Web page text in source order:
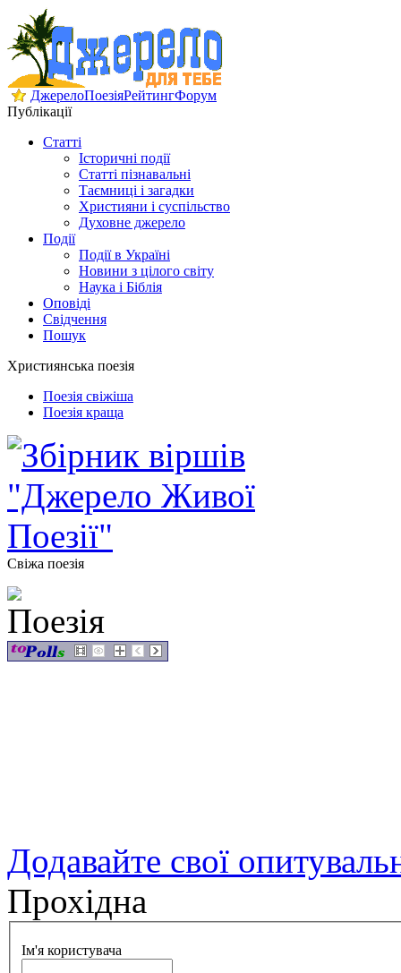
ДжерелоПоезіяРейтингФорум
Публікації
Статті
Історичні події
Статті пізнавальні
Таємниці і загадки
Християни і суспільство
Духовне джерело
Події
Події в Україні
Новини з цілого світу
Наука і Біблія
Оповіді
Свідчення
Пошук
Християнська поезія
Поезія свіжіша
Поезія краща
Свіжа поезія
Додавайте свої
Прохідна
Ім'я користувача